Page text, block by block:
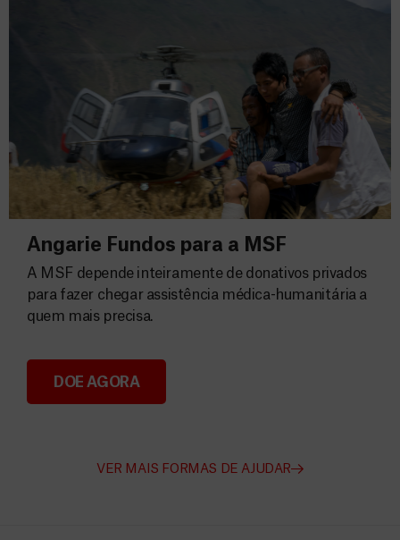
Angarie Fundos para a MSF
Angarie Fundos para a MSF
A MSF depende inteiramente de donativos privados
para fazer chegar assistência médica-humanitária a
quem mais precisa.
DOE AGORA
VER MAIS FORMAS DE AJUDAR